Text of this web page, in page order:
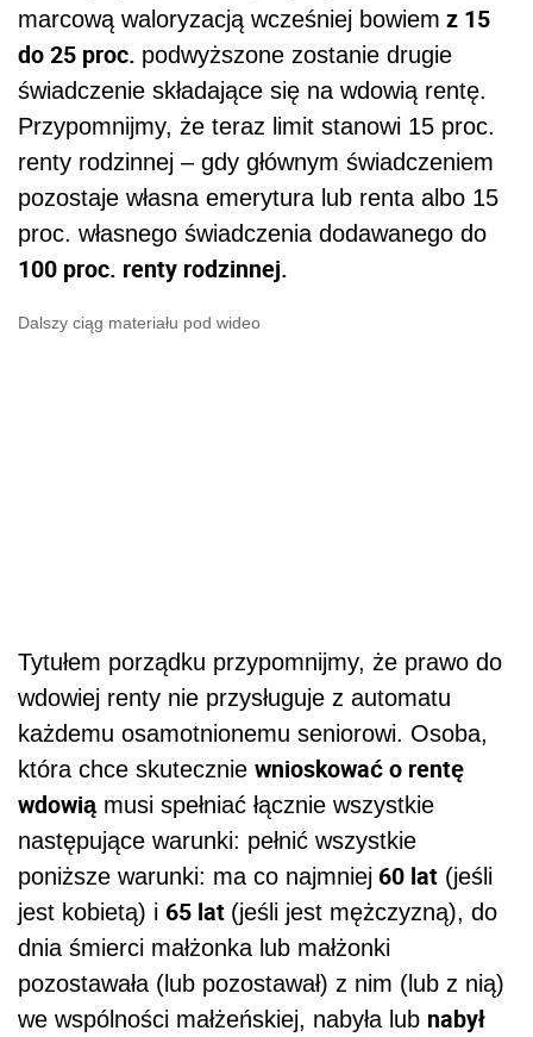
marcową waloryzacją wcześniej bowiem z 15
do 25 proc. podwyższone zostanie drugie
świadczenie składające się na wdowią rentę.
Przypomnijmy, że teraz limit stanowi 15 proc.
renty rodzinnej – gdy głównym świadczeniem
pozostaje własna emerytura lub renta albo 15
proc. własnego świadczenia dodawanego do
100 proc. renty rodzinnej.
Dalszy ciąg materiału pod wideo
Tytułem porządku przypomnijmy, że prawo do
wdowiej renty nie przysługuje z automatu
każdemu osamotnionemu seniorowi. Osoba,
która chce skutecznie wnioskować o rentę
wdowiąmusi spełniać łącznie wszystkie
następujące warunki: pełnić wszystkie
poniższe warunki: ma co najmniej 60 lat (jeśli
jest kobietą) i 65 lat (jeśli jest mężczyzną), do
dnia śmierci małżonka lub małżonki
pozostawała (lub pozostawał) z nim (lub z nią)
we wspólności małżeńskiej, nabyła lub nabył